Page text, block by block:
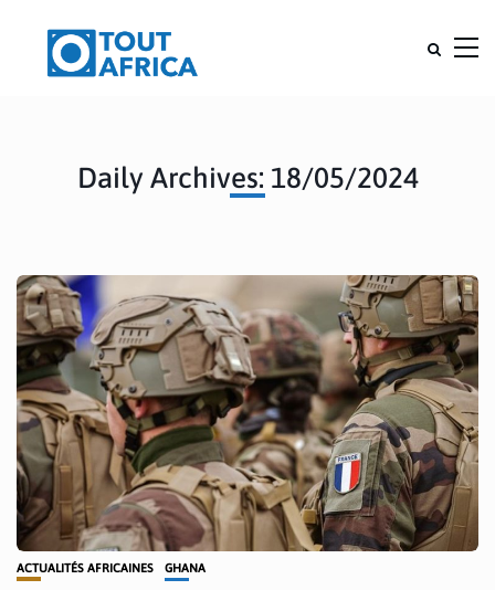
Daily Archives: 18/05/2024
ACTUALITÉS AFRICAINES GHANA